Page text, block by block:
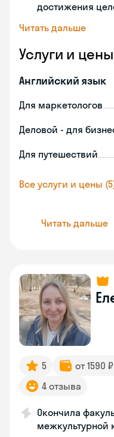
достижения
Читать дальше
Услуги и цены
Английский язык
Для маркетологов
Деловой - для
Для путешествий
Все услуги и цены
Читать дальше
5 от 1590
4 отзыва
Окончила
межкультурной